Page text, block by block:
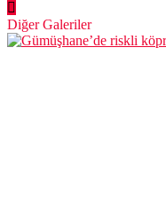
Diğer Galeriler